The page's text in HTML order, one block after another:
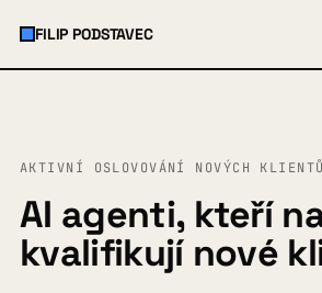
FILIP PODSTAVEC
O mně
AKTIVNÍ OSLOVOVÁNÍ NOVÝCH KLIENTŮ
AI agenti, kteří
kvalifikují nové